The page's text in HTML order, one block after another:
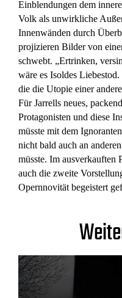
Einblendungen dem
Volk als unwirkliche
Innenwänden durch
projizieren Bilder von
schwebt. „Ertrinken,
wäre es Isoldes
die die Utopie einer
Für Jarrells neues,
Protagonisten und diese
müsste mit dem
nicht bald auch an
müsste. Im ausverkauften
auch die zweite
Opernnovität begeistert